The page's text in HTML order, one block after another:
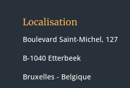
Localisation
Boulevard Saint-Michel, 127
B-1040 Etterbeek
Bruxelles - Belgique